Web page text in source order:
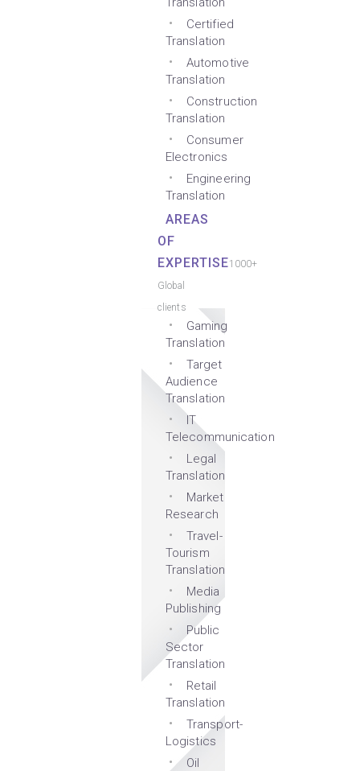
Certified
Translation
Automotive
Translation
Construction
Translation
Consumer
Electronics
Engineering
Translation
AREAS
OF
EXPERTISE1000+
Global
clients
Gaming
Translation
Target
Audience
Translation
IT
Telecommunication
Legal
Translation
Market
Research
Travel-
Tourism
Translation
Media
Publishing
Public
Sector
Translation
Retail
Translation
Transport-
Logistics
Oil